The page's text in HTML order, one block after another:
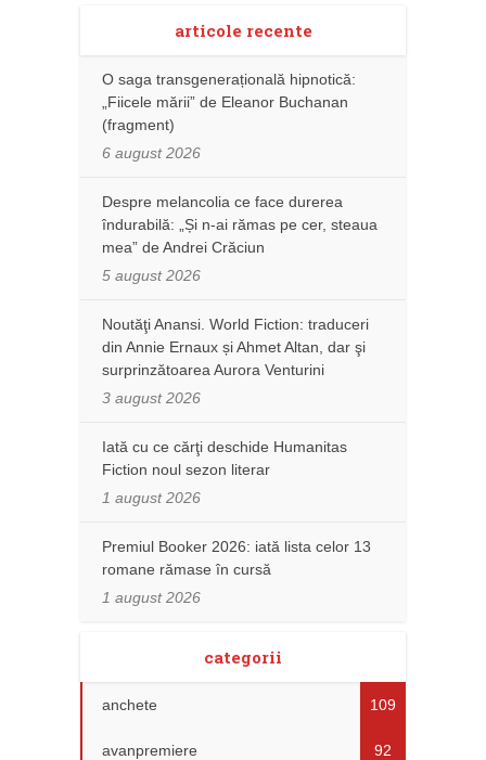
articole recente
O saga transgenerațională hipnotică:
„Fiicele mării” de Eleanor Buchanan
(fragment)
6 august 2026
Despre melancolia ce face durerea
îndurabilă: „Și n-ai rămas pe cer, steaua
mea” de Andrei Crăciun
5 august 2026
Noutăţi Anansi. World Fiction: traduceri
din Annie Ernaux și Ahmet Altan, dar şi
surprinzătoarea Aurora Venturini
3 august 2026
Iată cu ce cărţi deschide Humanitas
Fiction noul sezon literar
1 august 2026
Premiul Booker 2026: iată lista celor 13
romane rămase în cursă
1 august 2026
categorii
anchete 109
avanpremiere 92